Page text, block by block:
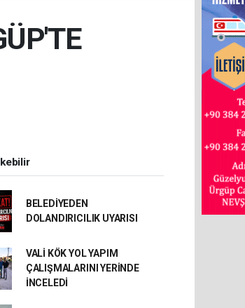
BELEDİYEDEN
DOLANDIRICILIK UYARISI
VALİ KÖK YOL YAPIM
ÇALIŞMALARINI YERİNDE
İNCELEDİ